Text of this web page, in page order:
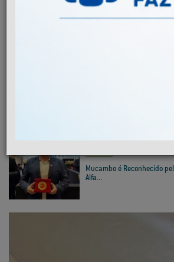
Mudança na Emissão de NFS-e
Convite 1ª Conferência
Mucambo é Reconhecido
Alfa...